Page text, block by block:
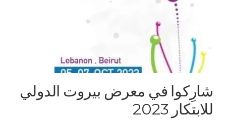
شارِكوا في معرض بيروت الدولي
للابتكار 2023